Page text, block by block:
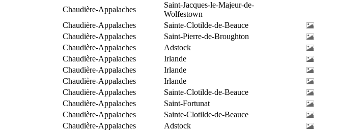
Chaudière-Appalaches
Saint-Jacques-le-Majeur-de-
Wolfestown
Chaudière-Appalaches
Sainte-Clotilde-de-Beauce
Chaudière-Appalaches
Saint-Pierre-de-Broughton
Chaudière-Appalaches
Adstock
Chaudière-Appalaches
Irlande
Chaudière-Appalaches
Irlande
Chaudière-Appalaches
Irlande
Chaudière-Appalaches
Sainte-Clotilde-de-Beauce
Chaudière-Appalaches
Saint-Fortunat
Chaudière-Appalaches
Sainte-Clotilde-de-Beauce
Chaudière-Appalaches
Adstock